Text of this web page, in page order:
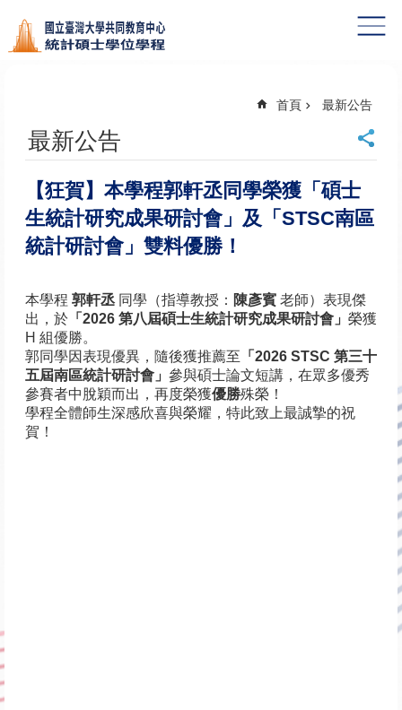
跳到主要內容區塊
首頁 最新公告
最新公告
【狂賀】本學程郭軒丞同學榮獲「碩士
生統計研究成果研討會」及「STSC南區
統計研討會」雙料優勝！
本學程 郭軒丞同學（指導教授： 陳彥賓 老師）表現傑
出，於 「2026 第八屆碩士生統計研究成果研討會」 榮獲
H 組優勝。
郭同學因表現優異，隨後獲推薦至 「2026 STSC 第三十
五屆南區統計研討會」 參與碩士論文短講，在眾多優秀
參賽者中脫穎而出，再度榮獲優勝殊榮！
學程全體師生深感欣喜與榮耀，特此致上最誠摯的祝
賀！